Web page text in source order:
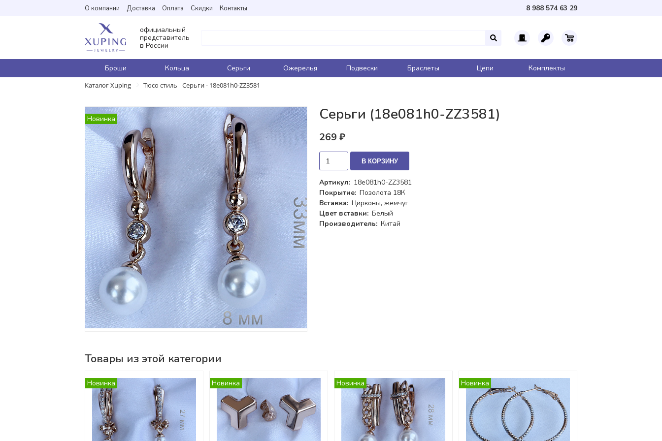
О компании Доставка Оплата Скидки Контакты 8 988 574 63 29
официальный
представитель
в России
Броши Кольца Серьги Ожерелья Подвески Браслеты Цепи Комплекты
Каталог Xuping Тюсо стиль Серьги - 18e081h0-ZZ3581
Новинка Серьги (18e081h0-ZZ3581)
269 ₽
В КОРЗИНУ
Артикул: 18e081h0-ZZ3581
Покрытие: Позолота 18К
Вставка: Цирконы, жемчуг
Цвет вставки: Белый
Производитель: Китай
Товары из этой категории
Новинка Новинка Новинка Новинка